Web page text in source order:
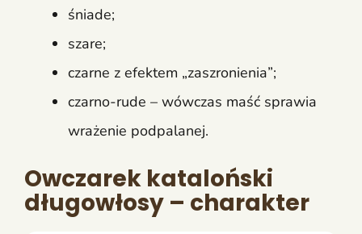
śniade;
szare;
czarne z efektem „zaszronienia”;
czarno-rude – wówczas maść sprawia
wrażenie podpalanej.
Owczarek kataloński
długowłosy – charakter